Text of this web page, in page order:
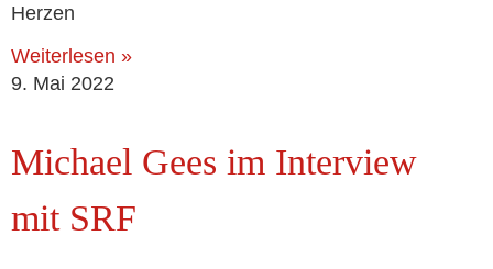
Herzen
Weiterlesen »
9. Mai 2022
Michael Gees im Interview
mit SRF